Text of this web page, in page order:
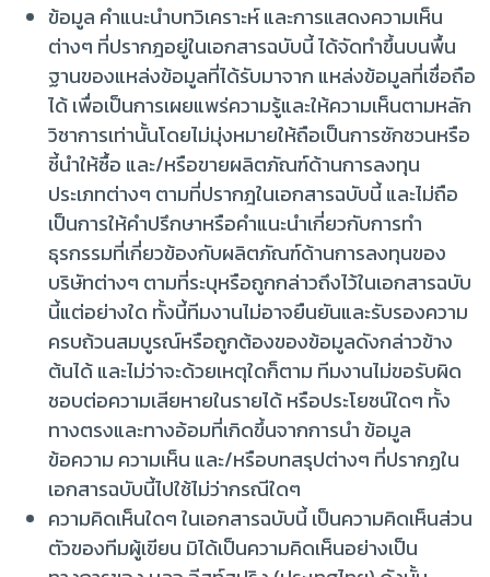
ข้อมูล คำแนะนำบทวิเคราะห์ และการแสดงความเห็น
ต่างๆ ที่ปรากฎอยู่ในเอกสารฉบับนี้ ได้จัดทำขึ้นบนพื้น
ฐานของแหล่งข้อมูลที่ได้รับมาจาก แหล่งข้อมูลที่เชื่อถือ
ได้ เพื่อเป็นการเผยแพร่ความรู้และให้ความเห็นตามหลัก
วิชาการเท่านั้นโดยไม่มุ่งหมายให้ถือเป็นการชักชวนหรือ
ชี้นำให้ซื้อ และ/หรือขายผลิตภัณฑ์ด้านการลงทุน
ประเภทต่างๆ ตามที่ปรากฎในเอกสารฉบับนี้ และไม่ถือ
เป็นการให้คำปรึกษาหรือคำแนะนำเกี่ยวกับการทำ
ธุรกรรมที่เกี่ยวข้องกับผลิตภัณฑ์ด้านการลงทุนของ
บริษัทต่างๆ ตามที่ระบุหรือถูกกล่าวถึงไว้ในเอกสารฉบับ
นี้แต่อย่างใด ทั้งนี้ทีมงานไม่อาจยืนยันและรับรองความ
ครบถ้วนสมบูรณ์หรือถูกต้องของข้อมูลดังกล่าวข้าง
ต้นได้ และไม่ว่าจะด้วยเหตุใดก็ตาม ทีมงานไม่ขอรับผิด
ชอบต่อความเสียหายในรายได้ หรือประโยชน์ใดๆ ทั้ง
ทางตรงและทางอ้อมที่เกิดขึ้นจากการนำ ข้อมูล
ข้อความ ความเห็น และ/หรือบทสรุปต่างๆ ที่ปรากฏใน
เอกสารฉบับนี้ไปใช้ไม่ว่ากรณีใดๆ
ความคิดเห็นใดๆ ในเอกสารฉบับนี้ เป็นความคิดเห็นส่วน
ตัวของทีมผู้เขียน มิได้เป็นความคิดเห็นอย่างเป็น